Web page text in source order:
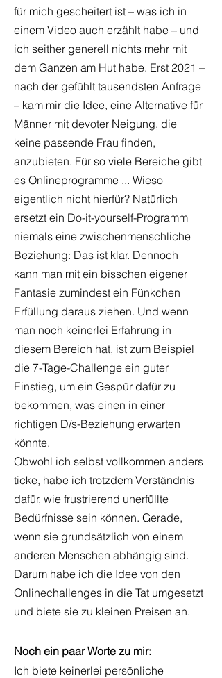
für mich gescheitert ist – was ich in
einem Video auch erzählt habe – und
ich seither generell nichts mehr mit
dem Ganzen am Hut habe. Erst 2021 –
nach der gefühlt tausendsten Anfrage
– kam mir die Idee, eine Alternative für
Männer mit devoter Neigung, die
keine passende Frau finden,
anzubieten. Für so viele Bereiche gibt
es Onlineprogramme ... Wieso
eigentlich nicht hierfür? Natürlich
ersetzt ein Do-it-yourself-Programm
niemals eine zwischenmenschliche
Beziehung: Das ist klar. Dennoch
kann man mit ein bisschen eigener
Fantasie zumindest ein Fünkchen
Erfüllung daraus ziehen. Und wenn
man noch keinerlei Erfahrung in
diesem Bereich hat, ist zum Beispiel
die 7-Tage-Challenge ein guter
Einstieg, um ein Gespür dafür zu
bekommen, was einen in einer
richtigen D/s-Beziehung erwarten
könnte.
Obwohl ich selbst vollkommen anders
ticke, habe ich trotzdem Verständnis
dafür, wie frustrierend unerfüllte
Bedürfnisse sein können. Gerade,
wenn sie grundsätzlich von einem
anderen Menschen abhängig sind.
Darum habe ich die Idee von den
Onlinechallenges in die Tat umgesetzt
und biete sie zu kleinen Preisen an.
Noch ein paar Worte zu mir:
Ich biete keinerlei persönliche